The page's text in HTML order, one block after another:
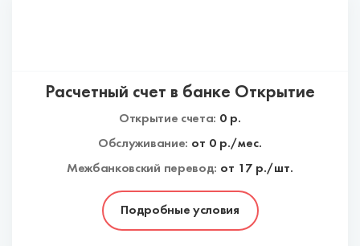
Подробные условия
Расчетный счет в банке Открытие
Открытие счета: 0 р.
Обслуживание: от 0р./мес.
Межбанковский перевод: от 17 р./шт.